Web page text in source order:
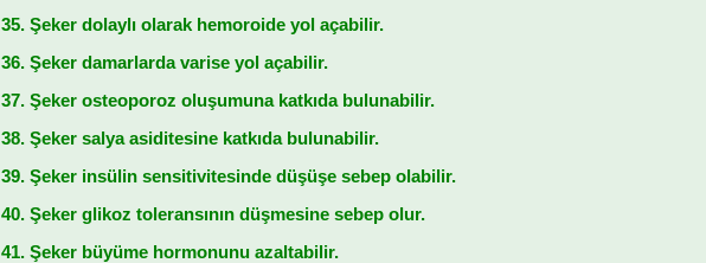
35. Şeker dolaylı olarak hemoroide yol açabilir.
36. Şeker damarlarda varise yol açabilir.
37. Şeker osteoporoz oluşumuna katkıda bulunabilir.
38. Şeker salya asiditesine katkıda bulunabilir.
39. Şeker insülin sensitivitesinde düşüşe sebep olabilir.
40. Şeker glikoz toleransının düşmesine sebep olur.
41. Şeker büyüme hormonunu azaltabilir.